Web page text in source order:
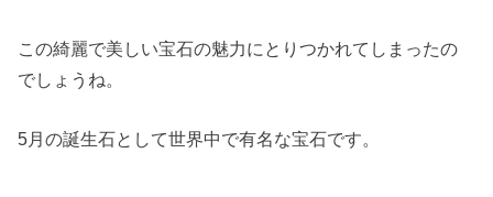
この綺麗で美しい宝石の魅力にとりつかれてしまったの
でしょうね。
5月の誕生石として世界中で有名な宝石です。